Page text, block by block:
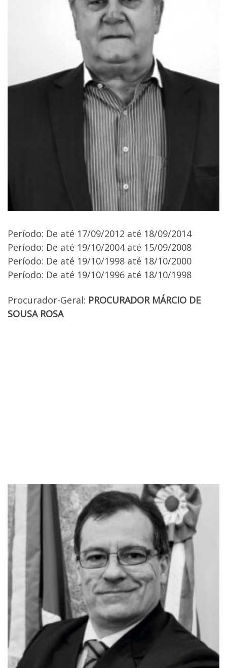
Período: De até 17/09/2012 até 18/09/2014
Período: De até 19/10/2004 até 15/09/2008
Período: De até 19/10/1998 até 18/10/2000
Período: De até 19/10/1996 até 18/10/1998
Procurador-Geral: PROCURADOR MÁRCIO DE
SOUSA ROSA